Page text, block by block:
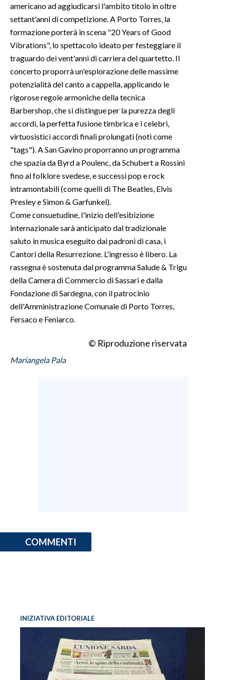
ABBONATI
ANNUNCI
NECROLOGI
PUBBLICITÀ
SPIAGGE
americano ad aggiudicarsi l'ambito titolo in oltre
settant'anni di competizione. A Porto Torres, la
formazione porterà in scena "20 Years of Good
Vibrations", lo spettacolo ideato per festeggiare il
traguardo dei vent'anni di carriera del quartetto. Il
concerto proporrà un'esplorazione delle massime
potenzialità del canto a cappella, applicando le
rigorose regole armoniche della tecnica
Barbershop, che si distingue per la purezza degli
accordi, la perfetta fusione timbrica e i celebri,
virtuosistici accordi finali prolungati (noti come
"tags"). A San Gavino proporranno un programma
che spazia da Byrd a Poulenc, da Schubert a Rossini
fino al folklore svedese, e successi pop e rock
intramontabili (come quelli di The Beatles, Elvis
Presley e Simon & Garfunkel).
Come consuetudine, l'inizio dell'esibizione
internazionale sarà anticipato dal tradizionale
saluto in musica eseguito dai padroni di casa, i
Cantori della Resurrezione. L'ingresso è libero. La
rassegna è sostenuta dal programma Salude & Trigu
della Camera di Commercio di Sassari e dalla
Fondazione di Sardegna, con il patrocinio
dell'Amministrazione Comunale di Porto Torres,
Fersaco e Feniarco.
© Riproduzione riservata
Mariangela Pala
COMMENTI
INIZIATIVA EDITORIALE